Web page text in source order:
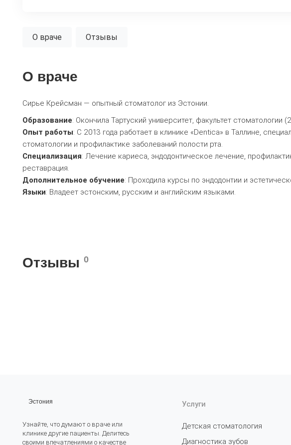
О враче Отзывы
О враче
Сирье Крейсман — опытный стоматолог из Эстонии.
Образование: Окончила Тартуский университет, факультет стоматологии
Опыт работы: С 2013 года работает в клинике «Dentica» в Таллине,
стоматологии и профилактике заболеваний полости рта.
Специализация: Лечение кариеса, эндодонтическое лечение,
реставрация.
Дополнительное обучение: Проходила курсы по эндодонтии и
Языки: Владеет эстонским, русским и английским языками.
Отзывы 0
Эстония
Узнайте, что думают о враче или
клинике другие пациенты. Делитесь
своими впечатлениями о качестве
Услуги
Детская стоматология
Диагностика зубов